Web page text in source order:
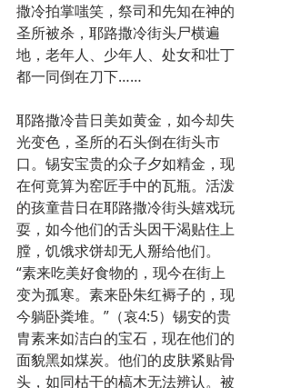
撒冷拍掌嗤笑，祭司和先知在神的
圣所被杀，耶路撒冷街头尸横遍
地，老年人、少年人、处女和壮丁
都一同倒在刀下……
耶路撒冷昔日美如黄金，如今却失
光变色，圣所的石头倒在街头市
口。锡安宝贵的众子夕如精金，现
在何竟算为窑匠手中的瓦瓶。活泼
的孩童昔日在耶路撒冷街头嬉戏玩
耍，如今他们的舌头因干渴贴住上
膛，饥饿求饼却无人掰给他们。
“素来吃美好食物的，现今在街上
变为孤寒。素来卧朱红褥子的，现
今躺卧粪堆。”（哀4:5）锡安的贵
胄素来如洁白的宝石，现在他们的
面貌黑如煤炭。他们的皮肤紧贴骨
头，如同枯干的槁木无法辨认。被